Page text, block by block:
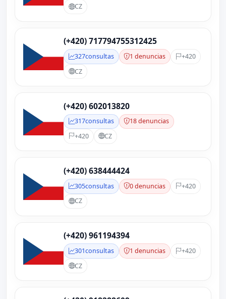
CZ
(+420) 717794755312425
327consultas 1 denuncias
+420
CZ
(+420) 602013820
317consultas
18 denuncias
+420
CZ
(+420) 638444424
305consultas 0 denuncias
+420
CZ
(+420) 961194394
301consultas 1 denuncias
+420
CZ